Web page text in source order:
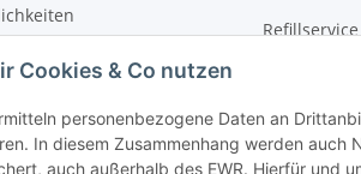
TiDis PC &
TiDis
Cookies & Co nutzen
personenbezogene Daten an
In diesem Zusammenhang werden
auch außerhalb des EWR. Hierfür und